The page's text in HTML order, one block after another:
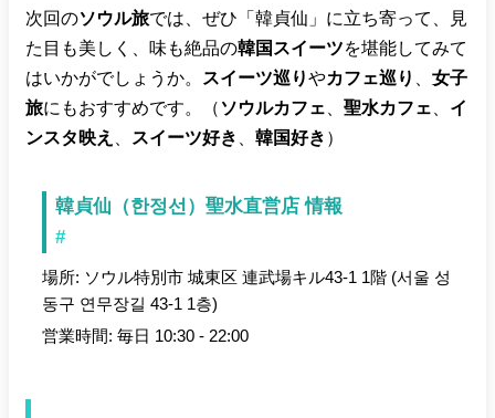
次回のソウル旅では、ぜひ「韓貞仙」に立ち寄って、見
た目も美しく、味も絶品の韓国スイーツを堪能してみて
はいかがでしょうか。
スイーツ巡りやカフェ巡り
女子
旅にもおすすめです。（ ソウルカフェ 聖水カフェ
イ
ンスタ映え
スイーツ好き 韓国好き ）
韓貞仙（한정선）聖水直営店 情報
#
場所: ソウル特別市 城東区 連武場キル43-1 1階 (서울 성
동구 연무장길 43-1 1층)
営業時間: 毎日 10:30 - 22:00